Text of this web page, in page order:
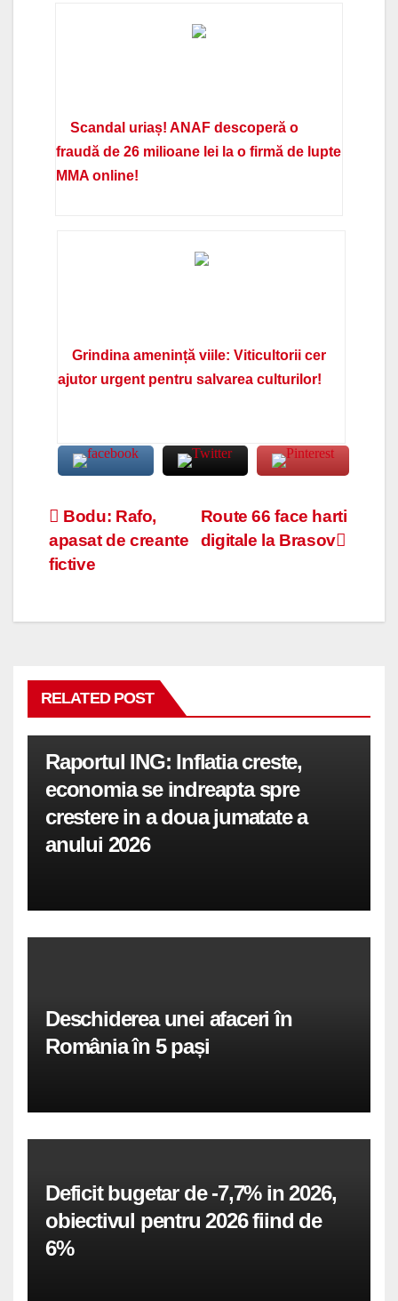
Scandal uriaș! ANAF descoperă o
fraudă de 26 milioane lei la o firmă de lupte
MMA online!
Grindina amenință viile: Viticultorii cer
ajutor urgent pentru salvarea culturilor!
Navigare
în
Route 66 face harti
digitale la Brasov
Bodu: Rafo,
apasat de creante
fictive
RELATED POST
Raportul ING: Inflatia creste,
economia se indreapta spre
crestere in a doua jumatate a
anului 2026
Deschiderea unei afaceri în
România în 5 pași
Deficit bugetar de -7,7% in 2026,
obiectivul pentru 2026 fiind de
6%